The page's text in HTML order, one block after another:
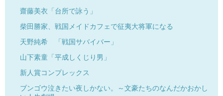
齋藤美衣「台所で詠う」
柴田勝家、戦国メイドカフェで征夷大将軍になる
天野純希 「戦国サバイバー」
山下素童「平成しくじり男」
新人賞コンプレックス
ブンゴウ泣きたい夜しかない。～文豪たちのなんだかおかし